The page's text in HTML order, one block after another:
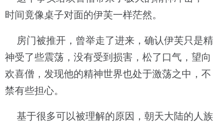
时间竟像桌子对面的伊芙一样茫然。
房门被推开，曾举走了进来，确认伊芙只是精
神受了些震荡，没有受到损害，松了口气，望向
欢喜僧，发现他的精神世界也处于激荡之中，不
禁有些担心。
基于很多可以被理解的原因，朝天大陆的人族